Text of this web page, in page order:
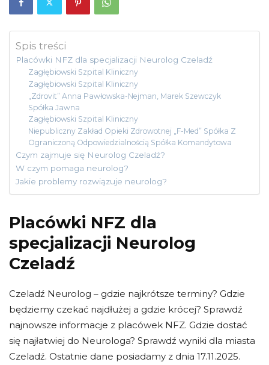
Spis treści
Placówki NFZ dla specjalizacji Neurolog Czeladź
Zagłębiowski Szpital Kliniczny
Zagłębiowski Szpital Kliniczny
„Zdrovit” Anna Pawłowska-Nejman, Marek Szewczyk
Spółka Jawna
Zagłębiowski Szpital Kliniczny
Niepubliczny Zakład Opieki Zdrowotnej „F-Med” Spółka Z
Ograniczoną Odpowiedzialnością Spółka Komandytowa
Czym zajmuje się Neurolog Czeladź?
W czym pomaga neurolog?
Jakie problemy rozwiązuje neurolog?
Placówki NFZ dla
specjalizacji Neurolog
Czeladź
Czeladź Neurolog – gdzie najkrótsze terminy? Gdzie
będziemy czekać najdłużej a gdzie krócej? Sprawdź
najnowsze informacje z placówek NFZ. Gdzie dostać
się najłatwiej do Neurologa? Sprawdź wyniki dla miasta
Czeladź. Ostatnie dane posiadamy z dnia 17.11.2025.